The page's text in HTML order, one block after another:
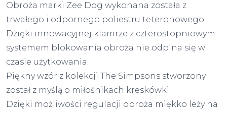
Obroża marki Zee Dog wykonana została z
trwałego i odpornego poliestru teteronowego.
Dzięki innowacyjnej klamrze z czterostopniowym
systemem blokowania obroża nie odpina się w
czasie użytkowania.
Piękny wzór z kolekcji The Simpsons stworzony
został z myślą o miłośnikach kreskówki.
Dzięki możliwości regulacji obroża miękko leży na